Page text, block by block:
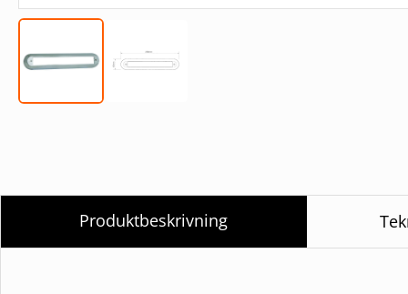
Produktbeskrivning